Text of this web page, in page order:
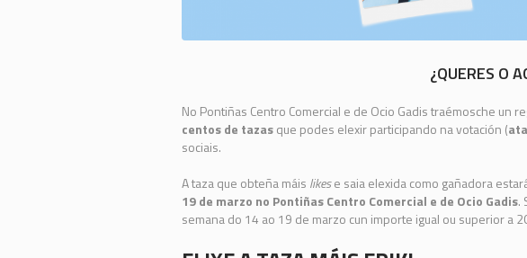
¿QUERES O
No Pontiñas Centro Comercial e de Ocio Gadis traémosche un
centos de tazasque podes elexir participando na votación (
sociais.
A taza que obteña máis likese saia elexida como gañadora
19 de marzo no Pontiñas Centro Comercial e de Ocio Gadis.
semana do 14 ao 19 de marzo cun importe igual ou superior a